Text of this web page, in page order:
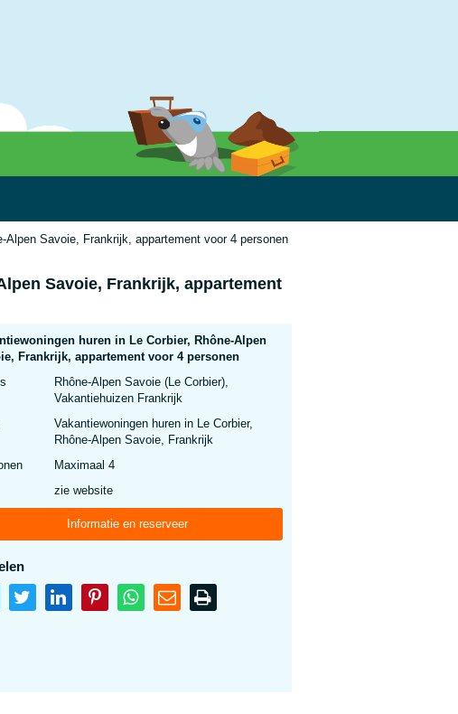
Alpen Savoie, Frankrijk, appartement voor 4 personen
Savoie, Frankrijk, appartement
huren in Le Corbier, Rhône-Alpen
Frankrijk, appartement voor 4 personen
Rhône-Alpen Savoie (Le Corbier),
Vakantiehuizen Frankrijk
Vakantiewoningen huren in Le Corbier,
Rhône-Alpen Savoie, Frankrijk
Maximaal 4
zie website
Informatie en reserveer